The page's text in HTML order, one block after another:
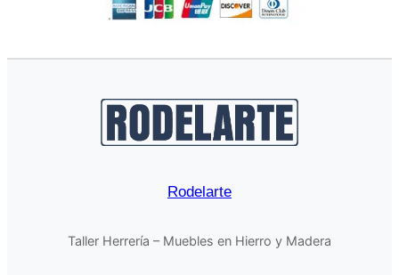
Rodelarte
Taller Herrería – Muebles en Hierro y Madera